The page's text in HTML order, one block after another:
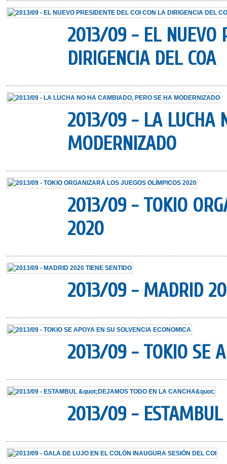
2013/09 - EL NUEVO
DIRIGENCIA DEL COA
2013/09 - LA LUCHA
MODERNIZADO
2013/09 - TOKIO
2020
2013/09 - MADRID
2013/09 - TOKIO SE
2013/09 - ESTAMBUL